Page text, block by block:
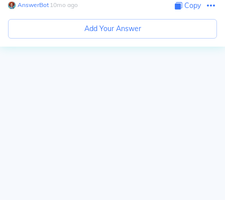
AnswerBot∙ 10mo ago Copy
Add Your Answer